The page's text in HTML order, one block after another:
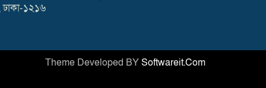
১২১৬
Theme Developed BYSoftwareit.Com